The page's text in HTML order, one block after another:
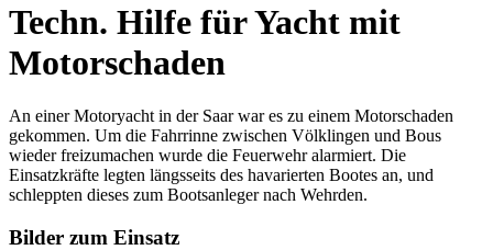
Techn. Hilfe für Yacht mit
Motorschaden
An einer Motoryacht in der Saar war es zu einem Motorschaden
gekommen. Um die Fahrrinne zwischen Völklingen und Bous
wieder freizumachen wurde die Feuerwehr alarmiert. Die
Einsatzkräfte legten längsseits des havarierten Bootes an, und
schleppten dieses zum Bootsanleger nach Wehrden.
Bilder zum Einsatz